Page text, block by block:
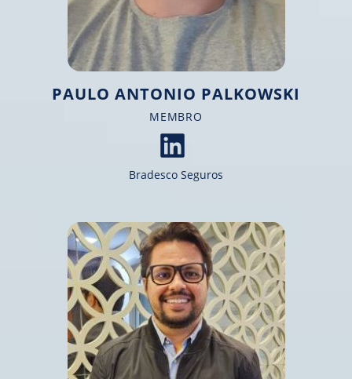
PAULO ANTONIO PALKOWSKI
MEMBRO​
Bradesco Seguros